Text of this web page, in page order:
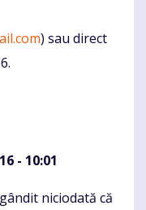
) sau direct
- 10:01
niciodată că